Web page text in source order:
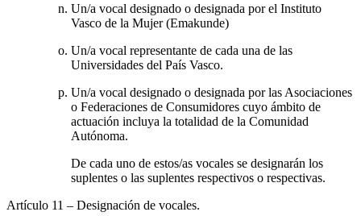
Un/a vocal designado o designada por el Instituto
Vasco de la Mujer (Emakunde)
Un/a vocal representante de cada una de las
Universidades del País Vasco.
Un/a vocal designado o designada por las Asociaciones
o Federaciones de Consumidores cuyo ámbito de
actuación incluya la totalidad de la Comunidad
Autónoma.
De cada uno de estos/as vocales se designarán los
suplentes o las suplentes respectivos o respectivas.
Artículo 11 – Designación de vocales.